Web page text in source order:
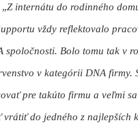
Z internátu do rodinného
vždy reflektovalo
spoločnosti. Bolo tomu tak v
v kategórii DNA firmy.
pre takúto firmu a veľmi
vrátiť do jedného z najlepších